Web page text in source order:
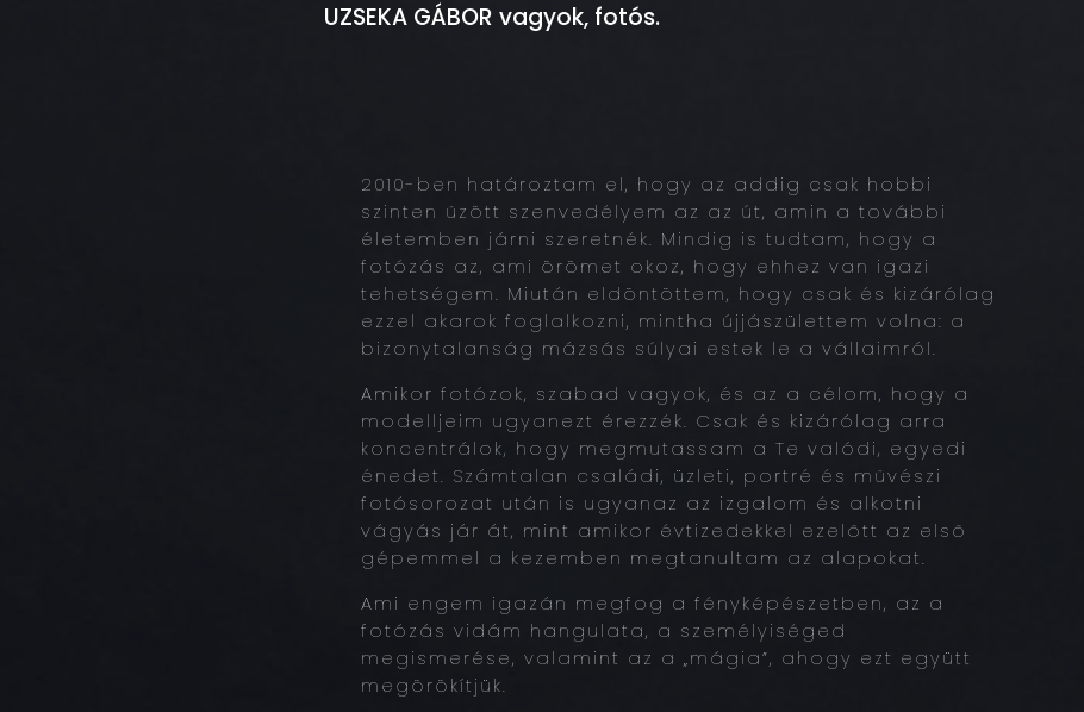
UZSEKA GÁBOR vagyok, fotós.
2010-ben határoztam el, hogy az addig csak hobbi
szinten űzött szenvedélyem az az út, amin a további
életemben járni szeretnék. Mindig is tudtam, hogy a
fotózás az, ami örömet okoz, hogy ehhez van igazi
tehetségem. Miután eldöntöttem, hogy csak és kizárólag
ezzel akarok foglalkozni, mintha újjászülettem volna: a
bizonytalanság mázsás súlyai estek le a vállaimról.
Amikor fotózok, szabad vagyok, és az a célom, hogy a
modelljeim ugyanezt érezzék. Csak és kizárólag arra
koncentrálok, hogy megmutassam a Te valódi, egyedi
énedet. Számtalan családi, üzleti, portré és művészi
fotósorozat után is ugyanaz az izgalom és alkotni
vágyás jár át, mint amikor évtizedekkel ezelőtt az első
gépemmel a kezemben megtanultam az alapokat.
Ami engem igazán megfog a fényképészetben, az a
fotózás vidám hangulata, a személyiséged
megismerése, valamint az a „mágia”, ahogy ezt együtt
megörökítjük.